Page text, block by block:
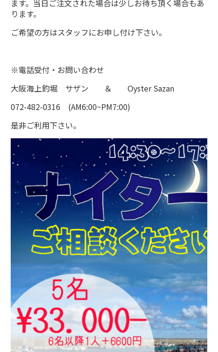
ます。当日ご注文された場合は少しお待ち頂く場合もあ
ります。
ご希望の方はスタッフにお申し付け下さい。
※電話受付・お問い合わせ
大阪海上釣堀 サザン ＆ Oyster Sazan
072-482-0316 (AM6:00~PM7:00)
是非ご利用下さい。